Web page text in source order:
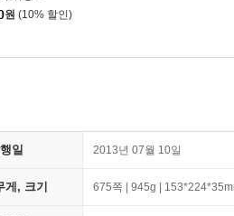
원 (10% 할인)
일 2013년 07월 10일
게, 크기 675쪽 | 945g |